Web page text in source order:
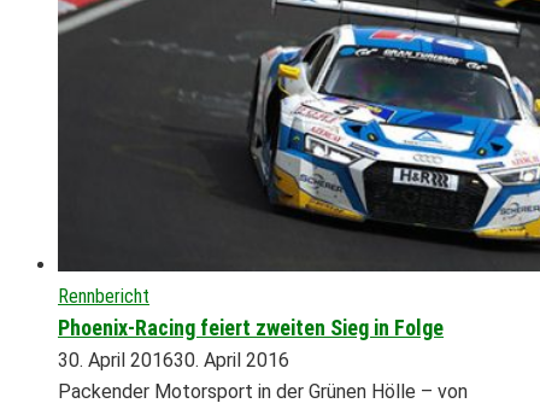
Rennbericht
Phoenix-Racing feiert zweiten Sieg in Folge
30. April 201630. April 2016
Packender Motorsport in der Grünen Hölle – von